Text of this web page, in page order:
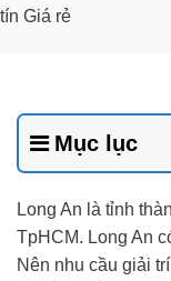
tín Giá rẻ
Mục lục
Long An là tỉnh
TpHCM. Long An
Nên nhu cầu giải